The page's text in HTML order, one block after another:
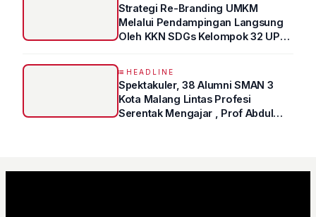
Strategi Re-Branding UMKM
Melalui Pendampingan Langsung
Oleh KKN SDGs Kelompok 32 UPN
HEADLINE
Spektakuler, 38 Alumni SMAN 3
Kota Malang Lintas Profesi
Serentak Mengajar , Prof Abdul